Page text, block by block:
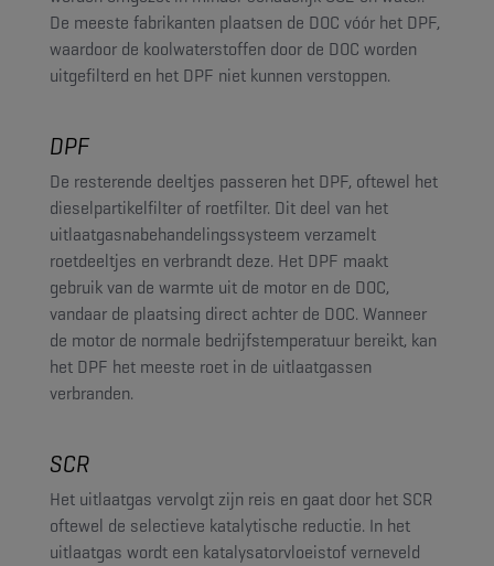
De meeste fabrikanten plaatsen de DOC vóór het DPF,
waardoor de koolwaterstoffen door de DOC worden
uitgefilterd en het DPF niet kunnen verstoppen.
DPF
De resterende deeltjes passeren het DPF, oftewel het
dieselpartikelfilter of roetfilter. Dit deel van het
uitlaatgasnabehandelingssysteem verzamelt
roetdeeltjes en verbrandt deze. Het DPF maakt
gebruik van de warmte uit de motor en de DOC,
vandaar de plaatsing direct achter de DOC. Wanneer
de motor de normale bedrijfstemperatuur bereikt, kan
het DPF het meeste roet in de uitlaatgassen
verbranden.
SCR
Het uitlaatgas vervolgt zijn reis en gaat door het SCR
oftewel de selectieve katalytische reductie. In het
uitlaatgas wordt een katalysatorvloeistof verneveld